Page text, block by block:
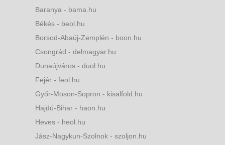
Baranya - bama.hu
Békés - beol.hu
Borsod-Abaúj-Zemplén - boon.hu
Csongrád - delmagyar.hu
Dunaújváros - duol.hu
Fejér - feol.hu
Győr-Moson-Sopron - kisalfold.hu
Hajdú-Bihar - haon.hu
Heves - heol.hu
Jász-Nagykun-Szolnok - szoljon.hu